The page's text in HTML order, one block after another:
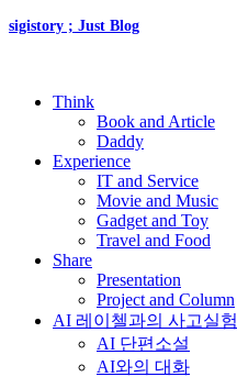
sigistory ; Just Blog
Think
Book and Article
Daddy
Experience
IT and Service
Movie and Music
Gadget and Toy
Travel and Food
Share
Presentation
Project and Column
AI 레이첼과의 사고실험
AI 단편소설
AI와의 대화